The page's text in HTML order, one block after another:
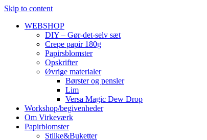
Skip to content
WEBSHOP
DIY – Gør-det-selv sæt
Crepe papir 180g
Papirsblomster
Opskrifter
Øvrige materialer
Børster og pensler
Lim
Versa Magic Dew Drop
Workshop/begivenheder
Om Virkeværk
Papirblomster
Stilke&Buketter